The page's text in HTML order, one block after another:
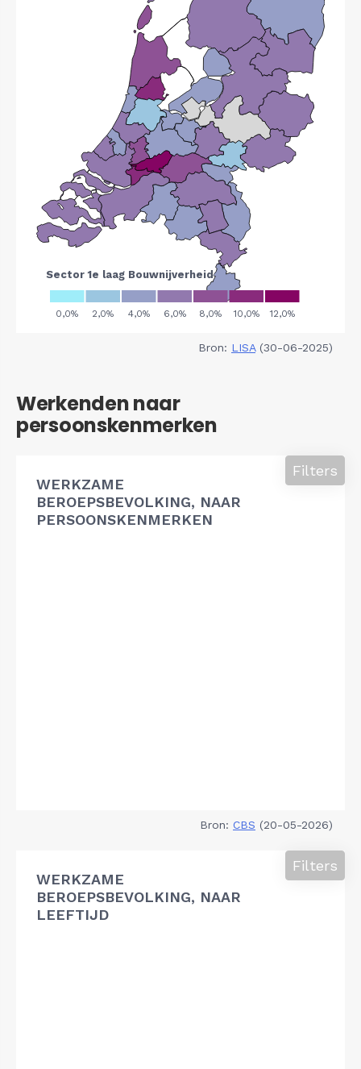
Bron: LISA(30-06-2025)
Werkenden naar
persoonskenmerken
WERKZAME
BEROEPSBEVOLKING, NAAR
PERSOONSKENMERKEN
Filters
Bron: CBS (20-05-2026)
WERKZAME
BEROEPSBEVOLKING, NAAR
LEEFTIJD
Filters